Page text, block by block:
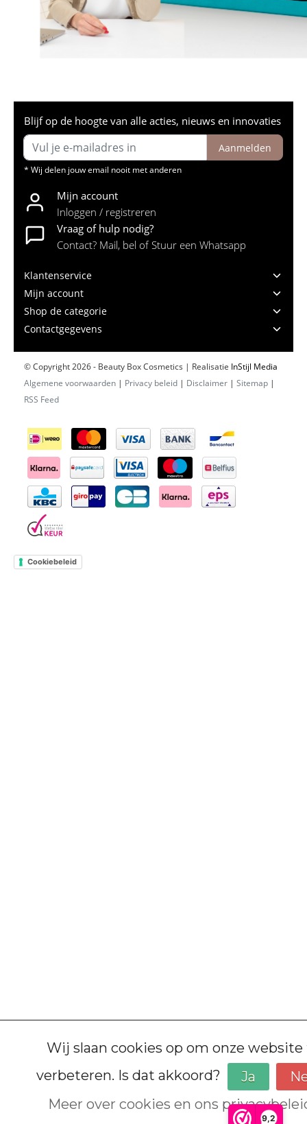
9,2
Blijf op de hoogte van alle acties, nieuws en innovaties
Aanmelden
* Wij delen jouw email nooit met anderen
Mijn account
Inloggen / registreren
Vraag of hulp nodig?
Contact? Mail, bel of Stuur een Whatsapp
Klantenservice
Mijn account
Shop de categorie
Contactgegevens
© Copyright 2026 - Beauty Box Cosmetics | Realisatie InStijl Media
Algemene voorwaarden | Privacy beleid | Disclaimer | Sitemap |
RSS Feed
Cookiebeleid
Wij slaan cookies op om onze website
verbeteren. Is dat akkoord?
Ja
Meer over cookies en ons